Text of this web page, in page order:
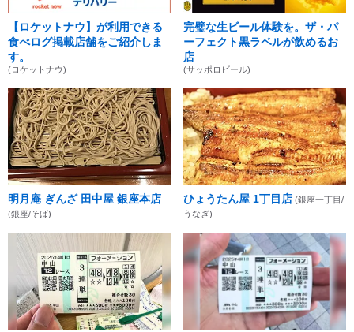
【ロケットナウ】が利用できる
食べログ掲載店舗をご紹介しま
す。
(ロケットナウ)
完璧な生ビール体験を。ザ・パ
ーフェクト黒ラベルが飲めるお
店
(サッポロビール)
明月庵 ぎんざ 田中屋 銀座本店
(銀座/そば)
ひょうたん屋 1丁目店 (銀座一丁目/
うなぎ)